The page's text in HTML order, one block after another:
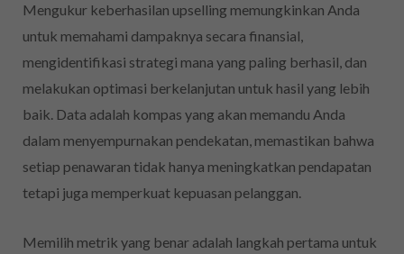
Mengukur keberhasilan upselling memungkinkan Anda
untuk memahami dampaknya secara finansial,
mengidentifikasi strategi mana yang paling berhasil, dan
melakukan optimasi berkelanjutan untuk hasil yang lebih
baik. Data adalah kompas yang akan memandu Anda
dalam menyempurnakan pendekatan, memastikan bahwa
setiap penawaran tidak hanya meningkatkan pendapatan
tetapi juga memperkuat kepuasan pelanggan.
Memilih metrik yang benar adalah langkah pertama untuk